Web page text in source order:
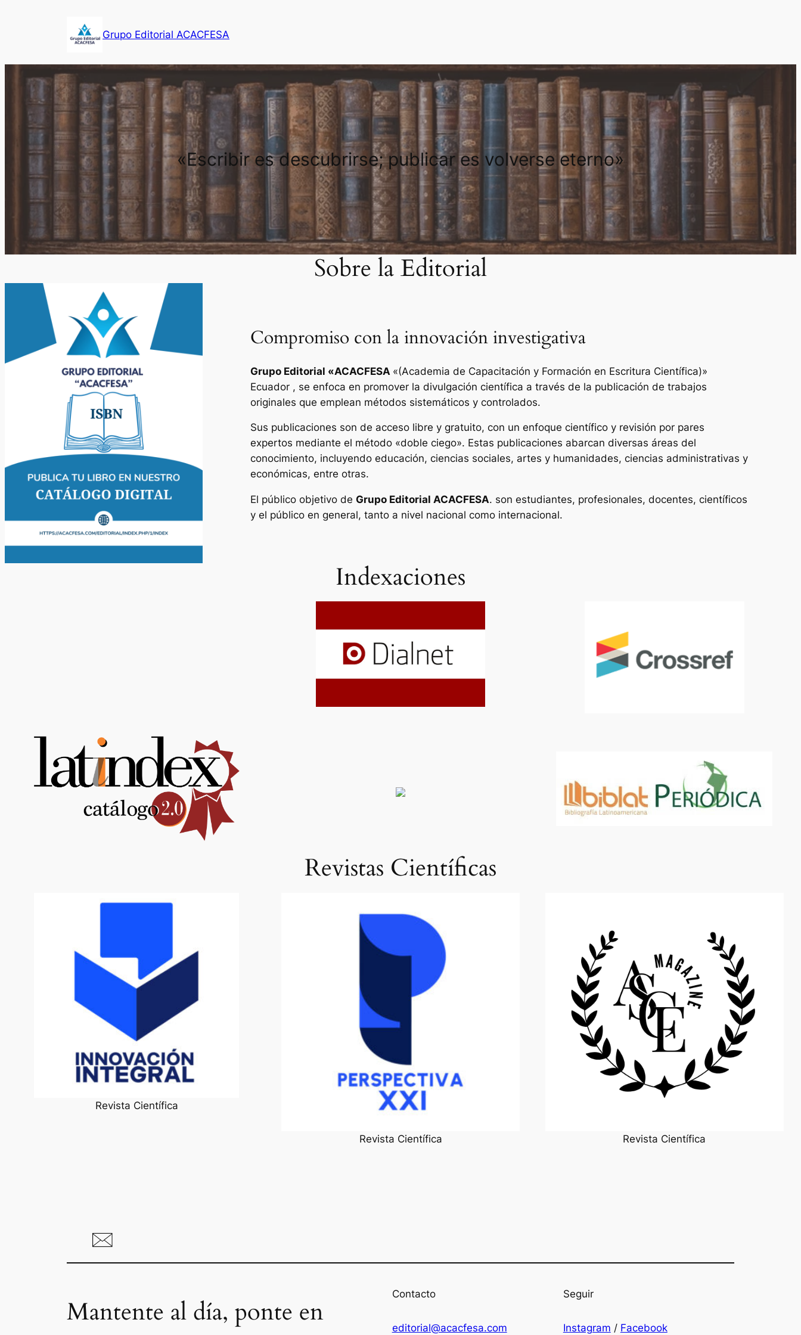
Grupo Editorial ACACFESA
«Escribir es descubrirse; publicar es volverse eterno»
Sobre la Editorial
Compromiso con la innovación investigativa
Grupo Editorial «ACACFESA «(Academia de Capacitación y Formación en Escritura Científica)»
Ecuador , se enfoca en promover la divulgación científica a través de la publicación de trabajos
originales que emplean métodos sistemáticos y controlados.
Sus publicaciones son de acceso libre y gratuito, con un enfoque científico y revisión por pares
expertos mediante el método «doble ciego». Estas publicaciones abarcan diversas áreas del
conocimiento, incluyendo educación, ciencias sociales, artes y humanidades, ciencias administrativas y
económicas, entre otras.
El público objetivo de Grupo Editorial ACACFESA. son estudiantes, profesionales, docentes, científicos
y el público en general, tanto a nivel nacional como internacional.
Indexaciones
Revistas Científicas
Revista Científica
Revista Científica Revista Científica
Mantente al día, ponte en
Contacto
editorial@acacfesa.com
Seguir
Instagram / Facebook